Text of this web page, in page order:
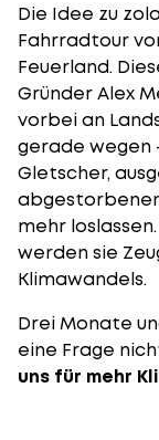
Die Idee zu
Fahrradtour
Feuerland.
Gründer Alex
vorbei an
gerade wegen
Gletscher,
mehr
werden sie
Klimawandels.
Drei Monate
eine Frage
uns für mehr